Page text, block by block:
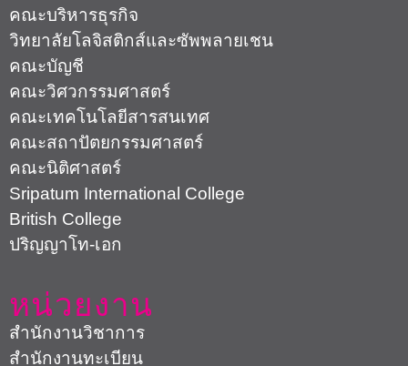
คณะบริหารธุรกิจ
วิทยาลัยโลจิสติกส์และซัพพลายเชน
คณะบัญชี
คณะวิศวกรรมศาสตร์
คณะเทคโนโลยีสารสนเทศ
คณะสถาปัตยกรรมศาสตร์
คณะนิติศาสตร์
Sripatum International College
British College
ปริญญาโท-เอก
หน่วยงาน
สำนักงานวิชาการ
สำนักงานทะเบียน